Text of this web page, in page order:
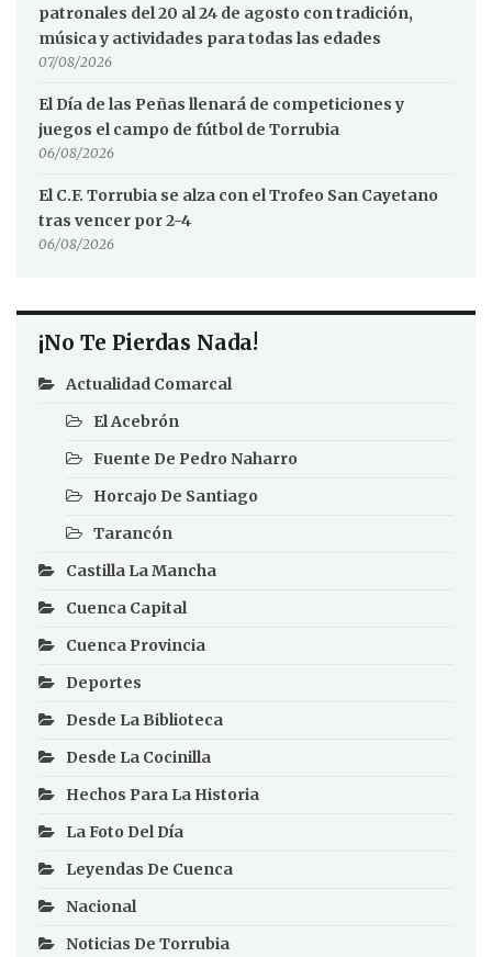
patronales del 20 al 24 de agosto con tradición,
música y actividades para todas las edades
07/08/2026
El Día de las Peñas llenará de competiciones y
juegos el campo de fútbol de Torrubia
06/08/2026
El C.F. Torrubia se alza con el Trofeo San Cayetano
tras vencer por 2-4
06/08/2026
¡No Te Pierdas Nada!
Actualidad Comarcal
El Acebrón
Fuente De Pedro Naharro
Horcajo De Santiago
Tarancón
Castilla La Mancha
Cuenca Capital
Cuenca Provincia
Deportes
Desde La Biblioteca
Desde La Cocinilla
Hechos Para La Historia
La Foto Del Día
Leyendas De Cuenca
Nacional
Noticias De Torrubia